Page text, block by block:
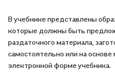
В учебнике представлены
которые должны быть
раздаточного материала,
самостоятельно или на
электронной форме учебника.